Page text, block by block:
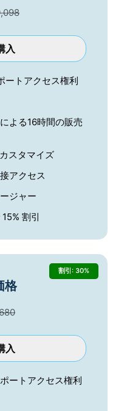
入
ートアクセス権利
よる16時間の販売
スタマイズ
アクセス
ジャー
割引
割引: 30%
格
入
ートアクセス権利